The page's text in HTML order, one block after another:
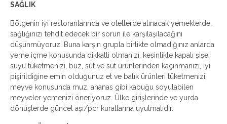
SAĞLIK
Bölgenin iyi restoranlarında ve otellerde alınacak yemeklerde,
sağlığınızı tehdit edecek bir sorun ile karşılaşılacağını
düşünmüyoruz. Buna karşın grupla birlikte olmadığınız anlarda
yeme içme konusunda dikkatli olmanızı, kesinlikle kapalı şişe
suyu tüketmenizi, buz, süt ve süt ürünlerinden kaçınmanızı, iyi
pişirildiğine emin olduğunuz et ve balık ürünleri tüketmenizi,
meyve konusunda muz, ananas gibi kabuğu soyulabilen
meyveler yemenizi öneriyoruz. Ülke girişlerinde ve yurda
dönüşlerde güncel aşı/pcr kurallarına uyulmalıdır.